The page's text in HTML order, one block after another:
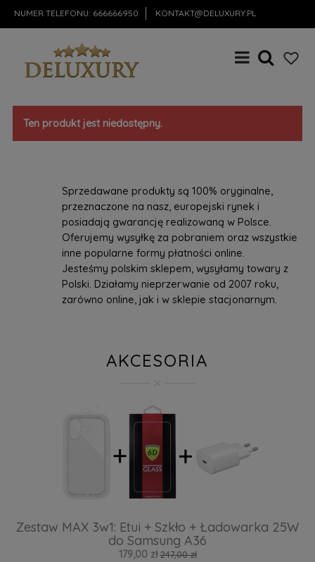
NUMER TELEFONU: 666666950 KONTAKT@DELUXURY.PL
Ten produkt jest niedostępny.
Sprzedawane produkty są 100% oryginalne,
przeznaczone na nasz, europejski rynek i
posiadają gwarancję realizowaną w Polsce.
Oferujemy wysyłkę za pobraniem oraz wszystkie
inne popularne formy płatności online.
Jesteśmy polskim sklepem, wysyłamy towary z
Polski. Działamy nieprzerwanie od 2007 roku,
zarówno online, jak i w sklepie stacjonarnym.
AKCESORIA
Zestaw MAX 3w1: Etui + Szkło + Ładowarka 25W
do Samsung A36
179,00 zł 247,00 zł